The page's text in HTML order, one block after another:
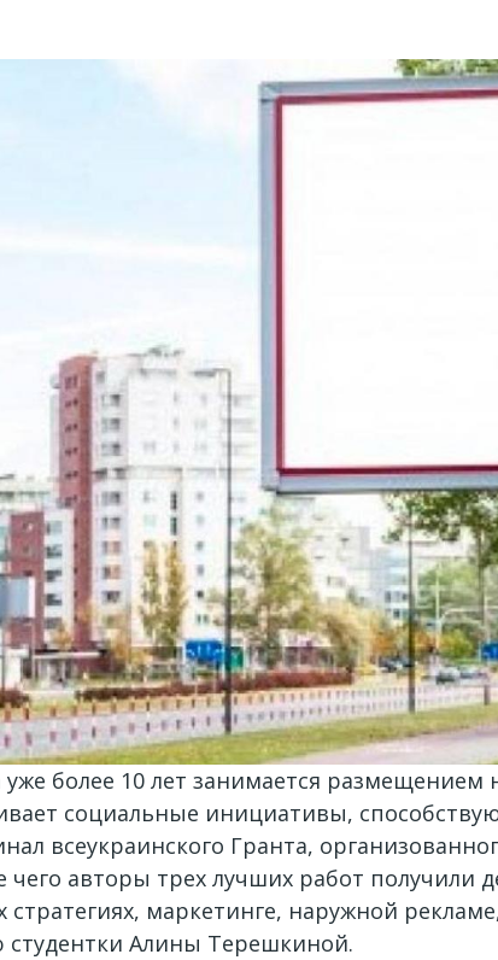
более 10 лет занимается
социальные инициативы,
всеукраинского Гранта,
чего авторы трех лучших работ
маркетинге, наружной
Алины Терешкиной.